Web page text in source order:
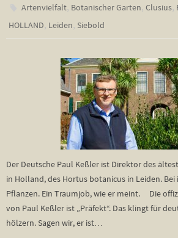
Artenvielfalt, Botanischer Garten,Clusius,
HOLLAND, Leiden, Siebold
Der Deutsche Paul Keßler ist Direktor des
in Holland, des Hortus botanicus in Leiden.
Pflanzen. Ein Traumjob, wie er meint. Die
von Paul Keßler ist „Präfekt“. Das klingt für
hölzern. Sagen wir, er ist…